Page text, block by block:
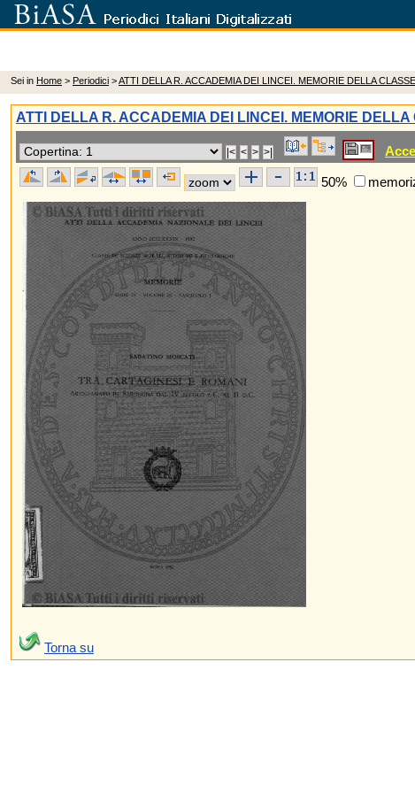
Sei in Home > Periodici >ATTI DELLA R. ACCADEMIA DEI LINCEI. MEMORIE DELLA
ATTI DELLA R. ACCADEMIA DEI LINCEI. MEMORIE
50%
Torna su